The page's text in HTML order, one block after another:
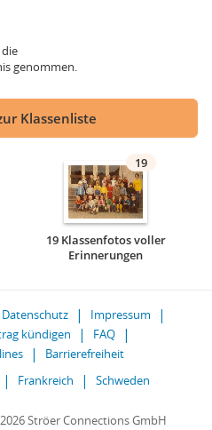
genommen.
Klassenliste
19
19 Klassenfotos voller
Erinnerungen
Datenschutz
Impressum
kündigen
FAQ
Barrierefreiheit
Frankreich Schweden
Ströer Connections GmbH